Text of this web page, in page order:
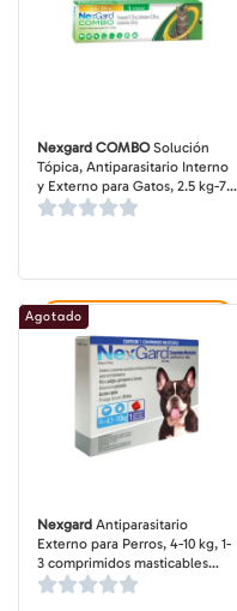
Nexgard COMBOSolución
Tópica, Antiparasitario Interno
y Externo para Gatos, 2.5 kg-7.5
kg, 1 pipeta de 0.9 ml (dosis
Agregar al carrito
Nexgard Antiparasitario
Externo para Perros, 4-10 kg, 1-
3 comprimidos masticables
(dosis mensuales)
Agotado